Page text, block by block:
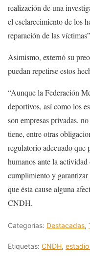
realización de una
el esclarecimiento de los
reparación de las
Asimismo, externó su
puedan repetirse estos
“Aunque la Federación
deportivos, así como los
son empresas privadas,
tiene, entre otras
regulatorio adecuado que
humanos ante la
cumplimiento y garantizar
que ésta cause alguna
CNDH.
Categorías: Destacadas,
Etiquetas: CNDH,